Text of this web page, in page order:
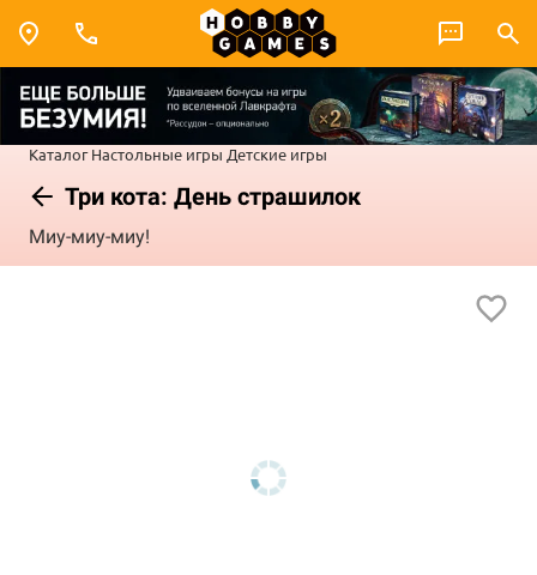
Каталог Настольные игры Детские игры
Три кота: День страшилок
Миу-миу-миу!